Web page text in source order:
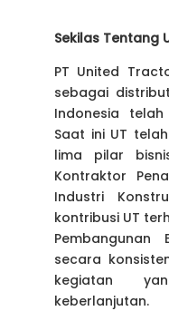
Sekilas Tentang
PT United
sebagai
Indonesia
Saat ini UT
lima pilar
Kontraktor
Industri
kontribusi UT
Pembangunan
secara
kegiatan
keberlanjutan.